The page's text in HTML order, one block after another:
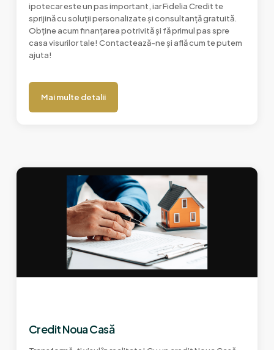
ipotecar este un pas important, iar Fidelia Credit te
sprijină cu soluții personalizate și consultanță gratuită.
Obține acum finanțarea potrivită și fă primul pas spre
casa visurilor tale! Contactează-ne și află cum te putem
ajuta!
Mai multe detalii
Credit Noua Casă